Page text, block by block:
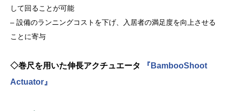
して回ることが可能
– 設備のランニングコストを下げ、入居者の満足度を向上させる
ことに寄与
◇巻尺を用いた伸長アクチュエータ
『BambooShoot
Actuator』